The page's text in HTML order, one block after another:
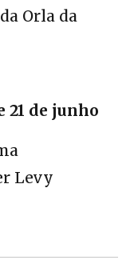
Orla da
21 de junho
Levy